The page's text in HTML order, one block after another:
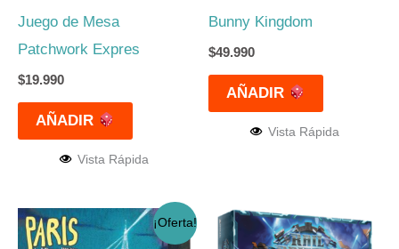
Juego de Mesa
Patchwork Expres
$19.990
AÑADIR
Vista Rápida
Bunny Kingdom
$49.990
AÑADIR
Vista Rápida
¡Oferta!
El
precio
El
precio